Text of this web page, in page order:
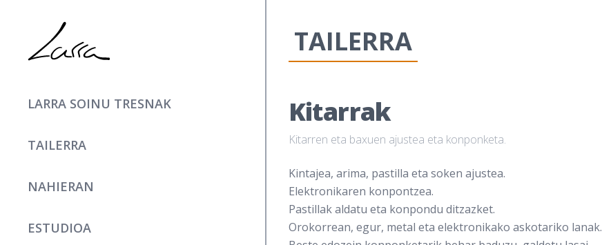
LARRA SOINU TRESNAK
TAILERRA
NAHIERAN
ESTUDIOA
TAILERRA
Kitarrak
Kitarren eta baxuen ajustea eta konponketa.
Kintajea, arima, pastilla eta soken ajustea.
Elektronikaren konpontzea.
Pastillak aldatu eta konpondu ditzazket.
Orokorrean, egur, metal eta elektronikako askotariko lanak.